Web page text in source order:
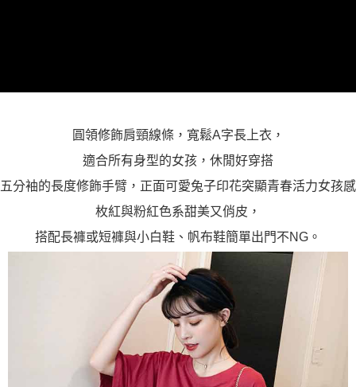
圓領修飾肩頸線條，寬鬆A字長上衣，
適合所有身型的女孩，休閒好穿搭
五分袖的長度修飾手臂，正面可愛兔子印花突顯青春活力女孩感
枚紅與粉紅色系甜美又俏皮，
搭配長褲或短褲與小白鞋、帆布鞋簡單出門不NG。